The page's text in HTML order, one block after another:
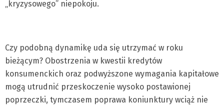
„kryzysowego” niepokoju.
Czy podobną dynamikę uda się utrzymać w roku
bieżącym? Obostrzenia w kwestii kredytów
konsumenckich oraz podwyższone wymagania kapitałowe
mogą utrudnić przeskoczenie wysoko postawionej
poprzeczki, tymczasem poprawa koniunktury wciąż nie